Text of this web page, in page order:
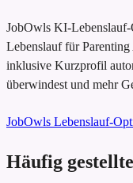
JobOwls KI-Lebenslauf-
Lebenslauf für
inklusive Kurzprofil
überwindest und mehr
JobOwls Lebenslauf-
Häufig